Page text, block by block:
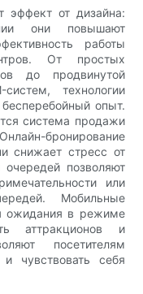
эффект от дизайна:
они повышают
работы
От простых
до продвинутой
технологии
опыт.
система продажи
бронирование
снижает стресс от
позволяют
или
Мобильные
ожидания в режиме
аттракционов и
посетителям
чувствовать себя